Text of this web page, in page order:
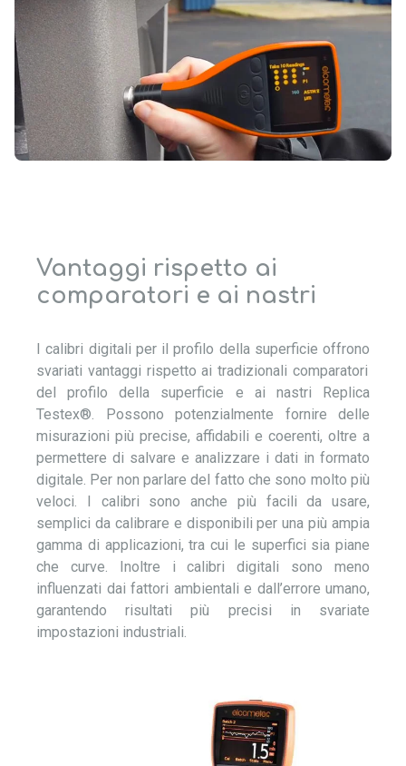
Vantaggi rispetto ai
comparatori e ai nastri
I calibri digitali per il profilo della superficie offrono
svariati vantaggi rispetto ai tradizionali comparatori
del profilo della superficie e ai nastri Replica
Testex® . Possono potenzialmente fornire delle
misurazioni più precise, affidabili e coerenti, oltre a
permettere di salvare e analizzare i dati in formato
digitale. Per non parlare del fatto che sono molto più
veloci.
I calibri sono anche più facili da usare,
semplici da calibrare e disponibili per una più ampia
gamma di applicazioni, tra cui le superfici sia piane
che curve. Inoltre i calibri digitali sono meno
influenzati dai fattori ambientali e dall’errore umano,
garantendo risultati più precisi in svariate
impostazioni industriali.